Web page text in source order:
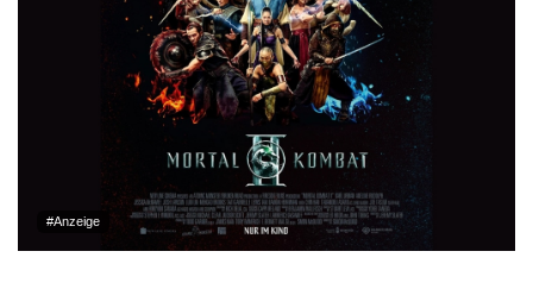
#Anzeige